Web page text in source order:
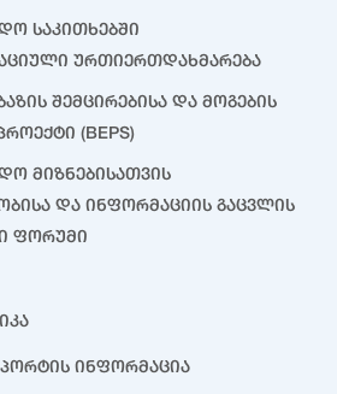
საკითხებში
ურთიერთდახმარება
შემცირებისა და მოგების
(BEPS)
მიზნებისათვის
და ინფორმაციის გაცვლის
ფორუმი
ინფორმაცია